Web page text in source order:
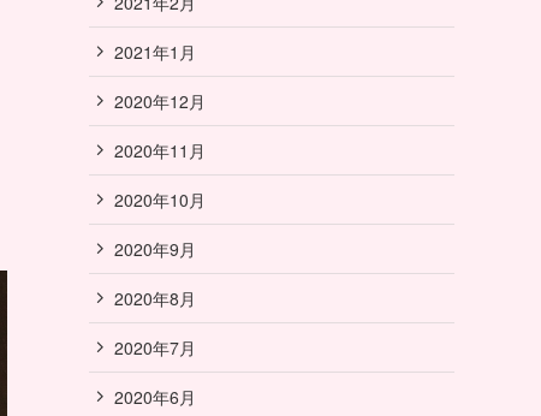
2021年1月
2020年12月
2020年11月
2020年10月
2020年9月
2020年8月
2020年7月
2020年6月